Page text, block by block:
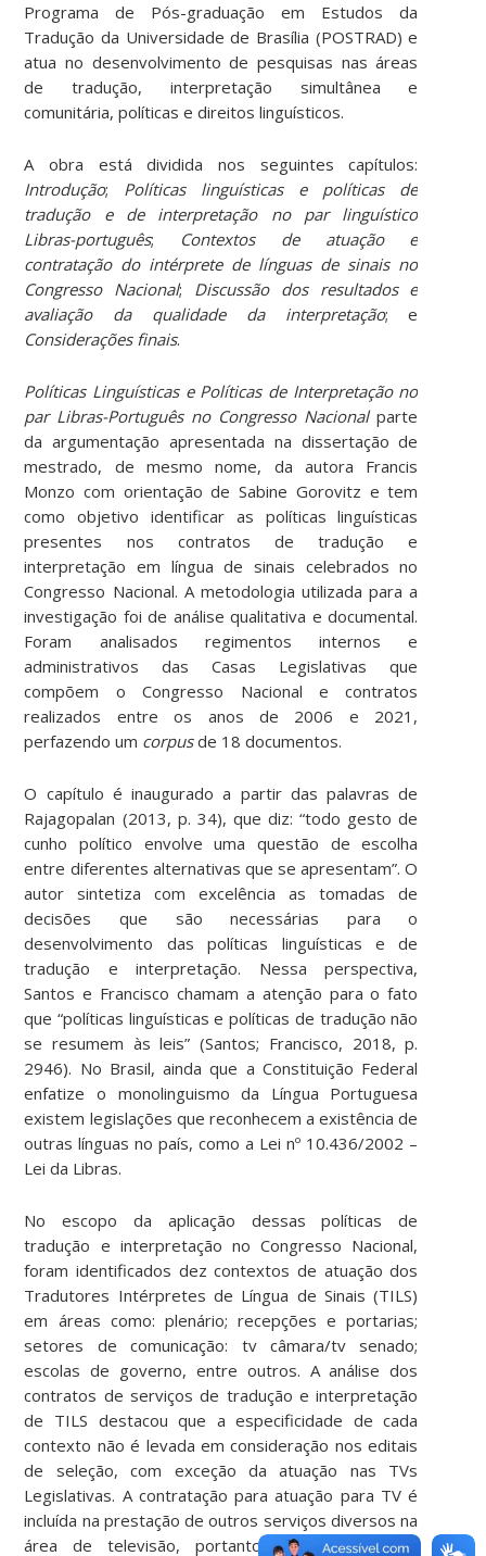
Programa de Pós-graduação em Estudos da
Tradução da Universidade de Brasília (POSTRAD) e
atua no desenvolvimento de pesquisas nas áreas
de tradução, interpretação simultânea e
comunitária, políticas e direitos linguísticos.
A obra está dividida nos seguintes capítulos:
Introdução; Políticas linguísticas e políticas de
tradução e de interpretação no par linguístico
Libras-português; Contextos de atuação e
contratação do intérprete de línguas de sinais no
Congresso Nacional; Discussão dos resultados e
avaliação da qualidade da interpretação; e
Considerações finais.
Políticas Linguísticas e Políticas de Interpretação no
par Libras-Português no Congresso Nacionalparte
da argumentação apresentada na dissertação de
mestrado, de mesmo nome, da autora Francis
Monzo com orientação de Sabine Gorovitz e tem
como objetivo identificar as políticas linguísticas
presentes nos contratos de tradução e
interpretação em língua de sinais celebrados no
Congresso Nacional. A metodologia utilizada para a
investigação foi de análise qualitativa e documental.
Foram analisados regimentos internos e
administrativos das Casas Legislativas que
compõem o Congresso Nacional e contratos
realizados entre os anos de 2006 e 2021,
perfazendo um corpusde 18 documentos.
O capítulo é inaugurado a partir das palavras de
Rajagopalan (2013, p. 34), que diz: “todo gesto de
cunho político envolve uma questão de escolha
entre diferentes alternativas que se apresentam”. O
autor sintetiza com excelência as tomadas de
decisões que são necessárias para o
desenvolvimento das políticas linguísticas e de
tradução e interpretação. Nessa perspectiva,
Santos e Francisco chamam a atenção para o fato
que “políticas linguísticas e políticas de tradução não
se resumem às leis” (Santos; Francisco, 2018, p.
2946). No Brasil, ainda que a Constituição Federal
enfatize o monolinguismo da Língua Portuguesa
existem legislações que reconhecem a existência de
outras línguas no país, como a Lei nº 10.436/2002 –
Lei da Libras.
No escopo da aplicação dessas políticas de
tradução e interpretação no Congresso Nacional,
foram identificados dez contextos de atuação dos
Tradutores Intérpretes de Língua de Sinais (TILS)
em áreas como: plenário; recepções e portarias;
setores de comunicação: tv câmara/tv senado;
escolas de governo, entre outros. A análise dos
contratos de serviços de tradução e interpretação
de TILS destacou que a especificidade de cada
contexto não é levada em consideração nos editais
de seleção, com exceção da atuação nas TVs
Legislativas. A contratação para atuação para TV é
incluída na prestação de outros serviços diversos na
área de televisão, portanto, a descrição das